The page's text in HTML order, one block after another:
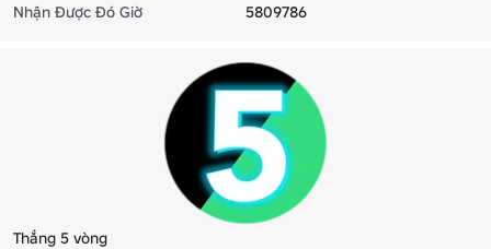
Nhận Được Đó Giờ
5809786
Thắng 5 vòng